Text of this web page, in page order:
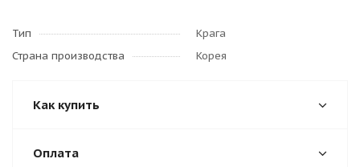
Тип
Крага
Страна производства
Корея
Как купить
Оплата